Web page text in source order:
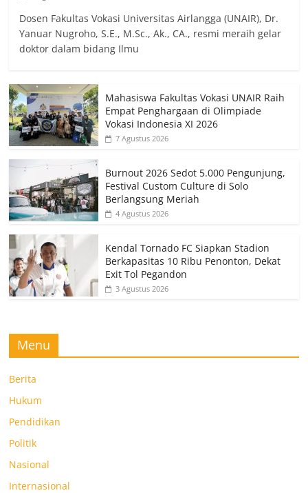
Dosen Fakultas Vokasi Universitas Airlangga (UNAIR), Dr.
Yanuar Nugroho, S.E., M.Sc., Ak., CA., resmi meraih gelar
doktor dalam bidang Ilmu
Mahasiswa Fakultas Vokasi UNAIR Raih
Empat Penghargaan di Olimpiade
Vokasi Indonesia XI 2026
7 Agustus 2026
Burnout 2026 Sedot 5.000 Pengunjung,
Festival Custom Culture di Solo
Berlangsung Meriah
4 Agustus 2026
Kendal Tornado FC Siapkan Stadion
Berkapasitas 10 Ribu Penonton, Dekat
Exit Tol Pegandon
3 Agustus 2026
Menu
Berita
Hukum
Pendidikan
Politik
Nasional
Internasional